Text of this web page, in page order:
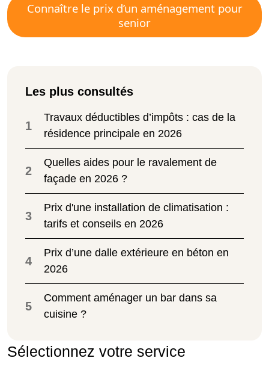
Connaître le prix d’un aménagement pour
senior
Les plus consultés
1
Travaux déductibles d’impôts : cas de la
résidence principale en 2026
2
Quelles aides pour le ravalement de
façade en 2026 ?
3
Prix d'une installation de climatisation :
tarifs et conseils en 2026
4
Prix d’une dalle extérieure en béton en
2026
5
Comment aménager un bar dans sa
cuisine ?
Sélectionnez votre service